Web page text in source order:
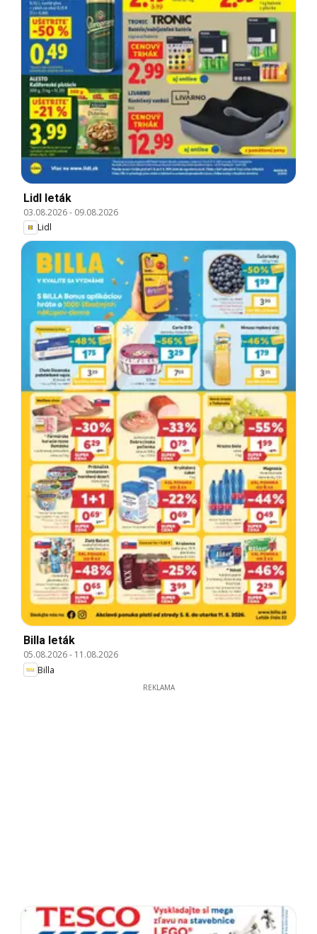
Lidl leták
03.08.2026- 09.08.2026
Lidl
Billa leták
05.08.2026- 11.08.2026
Billa
REKLAMA